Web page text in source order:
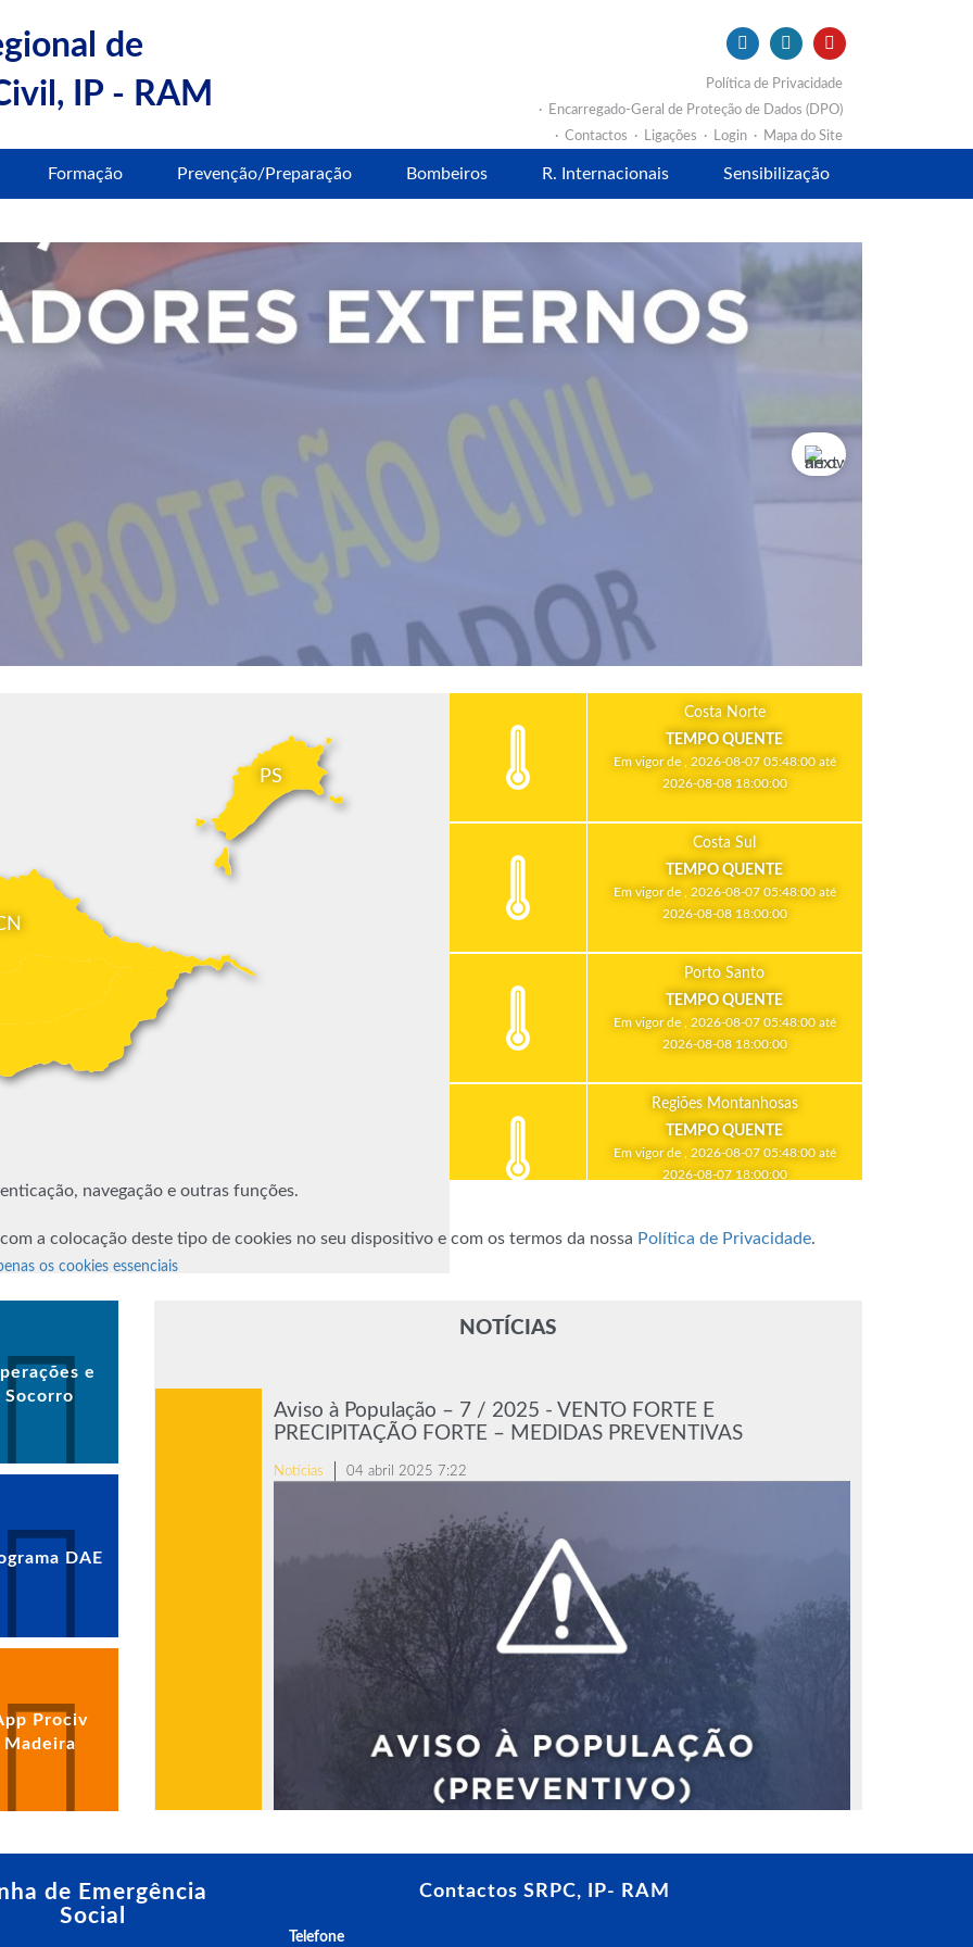
de
IP - RAM
Política de Privacidade
Encarregado-Geral de Proteção de Dados (DPO)
Contactos
Ligações Login Mapa do Site
Formação Prevenção/Preparação Bombeiros R. Internacionais Sensibilização
PS
Costa Norte
TEMPO QUENTE
Em vigor de , 2026-08-07 05:48:00 até
2026-08-08 18:00:00
Costa Sul
TEMPO QUENTE
Em vigor de , 2026-08-07 05:48:00 até
2026-08-08 18:00:00
Porto Santo
TEMPO QUENTE
Em vigor de , 2026-08-07 05:48:00 até
2026-08-08 18:00:00
Regiões Montanhosas
TEMPO QUENTE
Em vigor de , 2026-08-07 05:48:00 até
2026-08-07 18:00:00
e
Socorro
DAE
Prociv
Madeira
NOTÍCIAS
Aviso à População – 7 / 2025 - VENTO FORTE E
PRECIPITAÇÃO FORTE – MEDIDAS PREVENTIVAS
Notícias 04 abril 2025 7:22
de Emergência
Social
Contactos SRPC, IP- RAM
Telefone
navegação e outras funções.
a colocação deste tipo de cookies no seu dispositivo e com os termos da nossa Política de Privacidade.
os cookies essenciais